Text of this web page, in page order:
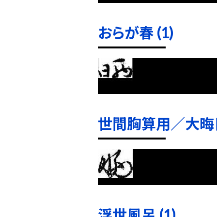
おらが春 (1)
世間胸算用／大